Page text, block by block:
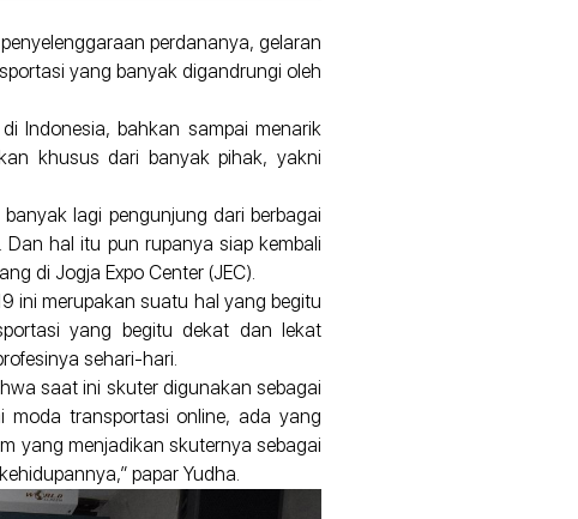
perdananya, gelaran
yang banyak digandrungi oleh
Indonesia, bahkan sampai menarik
khusus dari banyak pihak, yakni
lagi pengunjung dari berbagai
hal itu pun rupanya siap kembali
di Jogja Expo Center (JEC).
ini merupakan suatu hal yang begitu
yang begitu dekat dan lekat
sehari-hari.
saat ini skuter digunakan sebagai
moda transportasi online, ada yang
yang menjadikan skuternya sebagai
papar Yudha.